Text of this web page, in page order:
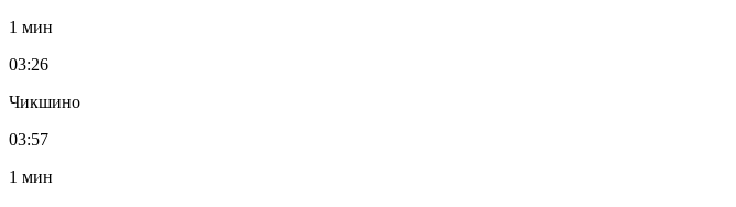
1 мин
03:26
Чикшино
03:57
1 мин